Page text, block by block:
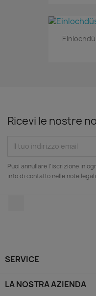
Ricevi le nostre
Puoi annullare l'iscrizione in
info di contatto nelle note
SERVICE
LA NOSTRA AZIENDA